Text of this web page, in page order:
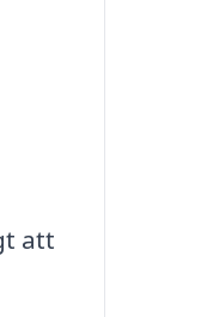
att